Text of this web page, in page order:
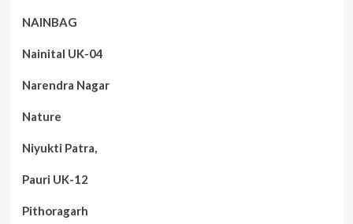
NAINBAG
Nainital UK-04
Narendra Nagar
Nature
Niyukti Patra,
Pauri UK-12
Pithoragarh